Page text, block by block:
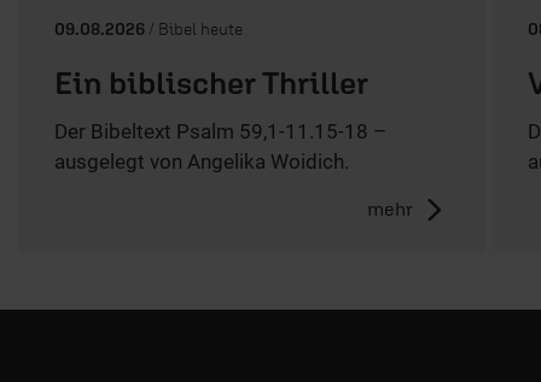
09.08.2026/ Bibel heute
Ein biblischer Thriller
Der Bibeltext Psalm 59,1-11.15-18 –
ausgelegt von Angelika Woidich.
mehr